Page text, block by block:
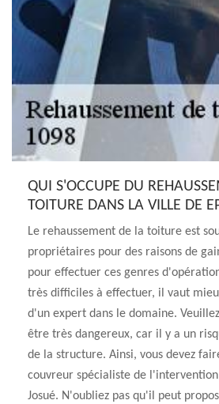
QUI S'OCCUPE DU
TOITURE DANS LA VILLE DE
Le rehaussement de la toiture est
propriétaires pour des raisons de
pour effectuer ces genres
très difficiles à effectuer, il vaut
d'un expert dans le domaine.
être très dangereux, car il y a un
de la structure. Ainsi, vous devez
couvreur spécialiste de
Josué. N'oubliez pas qu'il peut